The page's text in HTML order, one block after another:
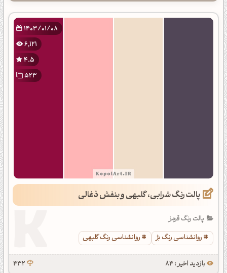
1403/01/08
6,121
4.5
523
پالت رنگ شرابی، گلبهی و بنفش ذغالی
پالت رنگ قرمز
روانشناسی رنگ بژ
روانشناسی رنگ گلبهی
بازدید اخیر : 84 432